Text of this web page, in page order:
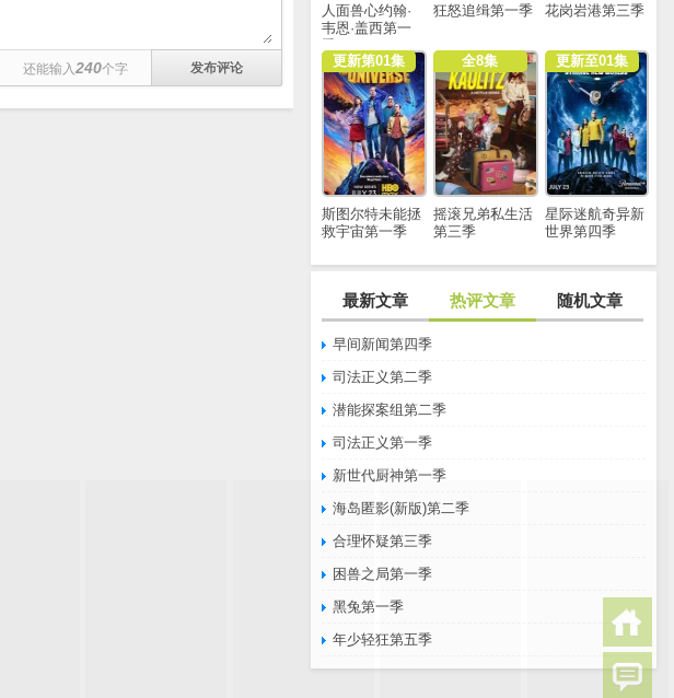
人面兽心约翰·
韦恩·盖西第一
季
狂怒追缉第一季 花岗岩港第三季
更新第01集
斯图尔特未能拯
救宇宙第一季
全8集
摇滚兄弟私生活
第三季
更新至01集
星际迷航奇异新
世界第四季
最新文章 热评文章 随机文章
早间新闻第四季
司法正义第二季
潜能探案组第二季
司法正义第一季
新世代厨神第一季
海岛匿影(新版)第二季
合理怀疑第三季
困兽之局第一季
黑兔第一季
年少轻狂第五季
还能输入240个字